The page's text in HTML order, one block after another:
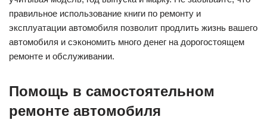
правильное использование книги по ремонту и
эксплуатации автомобиля позволит продлить жизнь вашего
автомобиля и сэкономить много денег на дорогостоящем
ремонте и обслуживании.
Помощь в самостоятельном
ремонте автомобиля